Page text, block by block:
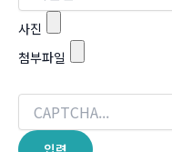
사진
첨부파일